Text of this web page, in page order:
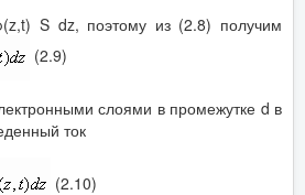
S dz, поэтому из (2.8) получим
(2.9)
слоями в промежутке d в
ток
(2.10)